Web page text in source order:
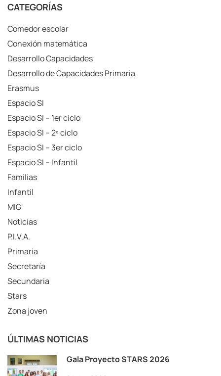
CATEGORÍAS
Comedor escolar
Conexión matemática
Desarrollo Capacidades
Desarrollo de Capacidades Primaria
Erasmus
Espacio SI
Espacio SI – 1er ciclo
Espacio SI – 2º ciclo
Espacio SI – 3er ciclo
Espacio SI – Infantil
Familias
Infantil
MIG
Noticias
P.I.V.A.
Primaria
Secretaría
Secundaria
Stars
Zona joven
ÚLTIMAS NOTICIAS
Gala Proyecto STARS 2026